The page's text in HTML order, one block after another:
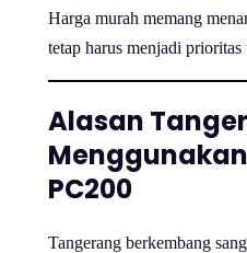
Harga murah memang
tetap harus menjadi prioritas
Alasan
PC200
Tangerang berkembang